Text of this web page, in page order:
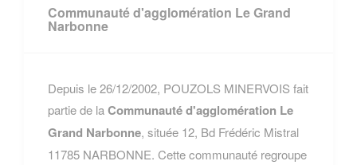
Communauté d'agglomération Le Grand
Narbonne
Depuis le 26/12/2002, POUZOLS MINERVOIS fait
partie de laCommunauté d'agglomération Le
Grand Narbonne, située 12, Bd Frédéric Mistral
11785 NARBONNE. Cette communauté regroupe